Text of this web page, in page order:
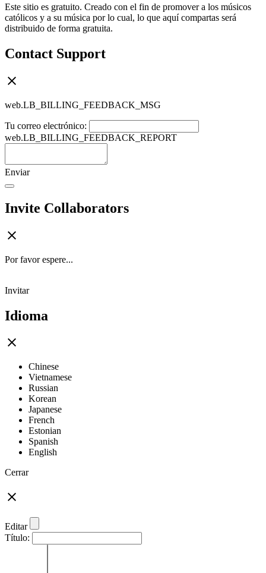
Este sitio es gratuito. Creado con el fin de promover a los músicos
católicos y a su música por lo cual, lo que aquí compartas será
distribuido de forma gratuita.
Contact Support
web.LB_BILLING_FEEDBACK_MSG
Tu correo electrónico:
web.LB_BILLING_FEEDBACK_REPORT
Enviar
Invite Collaborators
Por favor espere...
Invitar
Idioma
Chinese
Vietnamese
Russian
Korean
Japanese
French
Estonian
Spanish
English
Cerrar
Editar
Título: